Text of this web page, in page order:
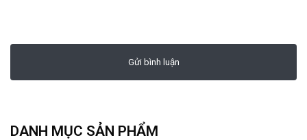
DANH MỤC SẢN PHẨM